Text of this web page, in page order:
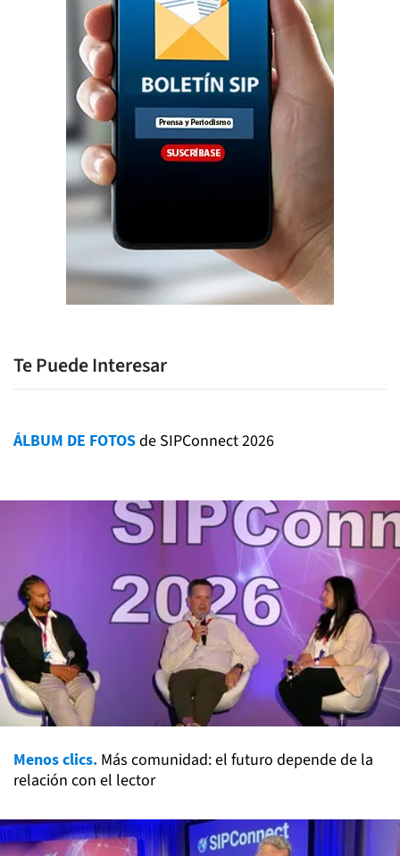
Te Puede Interesar
ÁLBUM DE FOTOSde SIPConnect 2026
Menos clics. Más comunidad: el futuro depende de la
relación con el lector